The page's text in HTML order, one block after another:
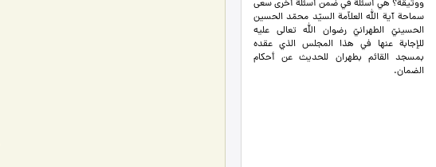
ووثيقة؟ هي أسئلة في ضمن أسئلة أخرى سعى
سماحة آية الله العلاّمة السيّد محمّد الحسين
الحسينيّ الطهرانيّ رضوان الله تعالى عليه
للإجابة عنها في هذا المجلس الذي عقده
بمسجد القائم بطهران للحديث عن أحكام
الضمان.